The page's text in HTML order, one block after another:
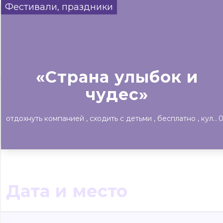
Сегодня
Концерты Театр Детям Выставки
Фестивали, праздники
«Страна улыбок и
чудес»
отдохнуть компанией сходить с детьми бесплатно культурный отдых
Дата и место